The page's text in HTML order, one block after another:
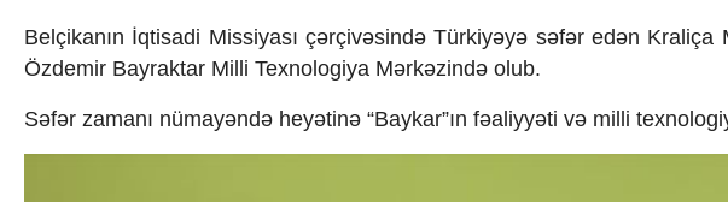
Telekommunikasiya və nəqliyyat
COP29
Crossmedia.az - 1 yaş
Belçikanın İqtisadi Missiyası çərçivəsindəTürkiyəyə səfər edən Kraliça
Özdemir Bayraktar Milli Texnologiya Mərkəzində olub.
Səfər zamanı nümayəndə heyətinə “Baykar”ın fəaliyyəti və milli